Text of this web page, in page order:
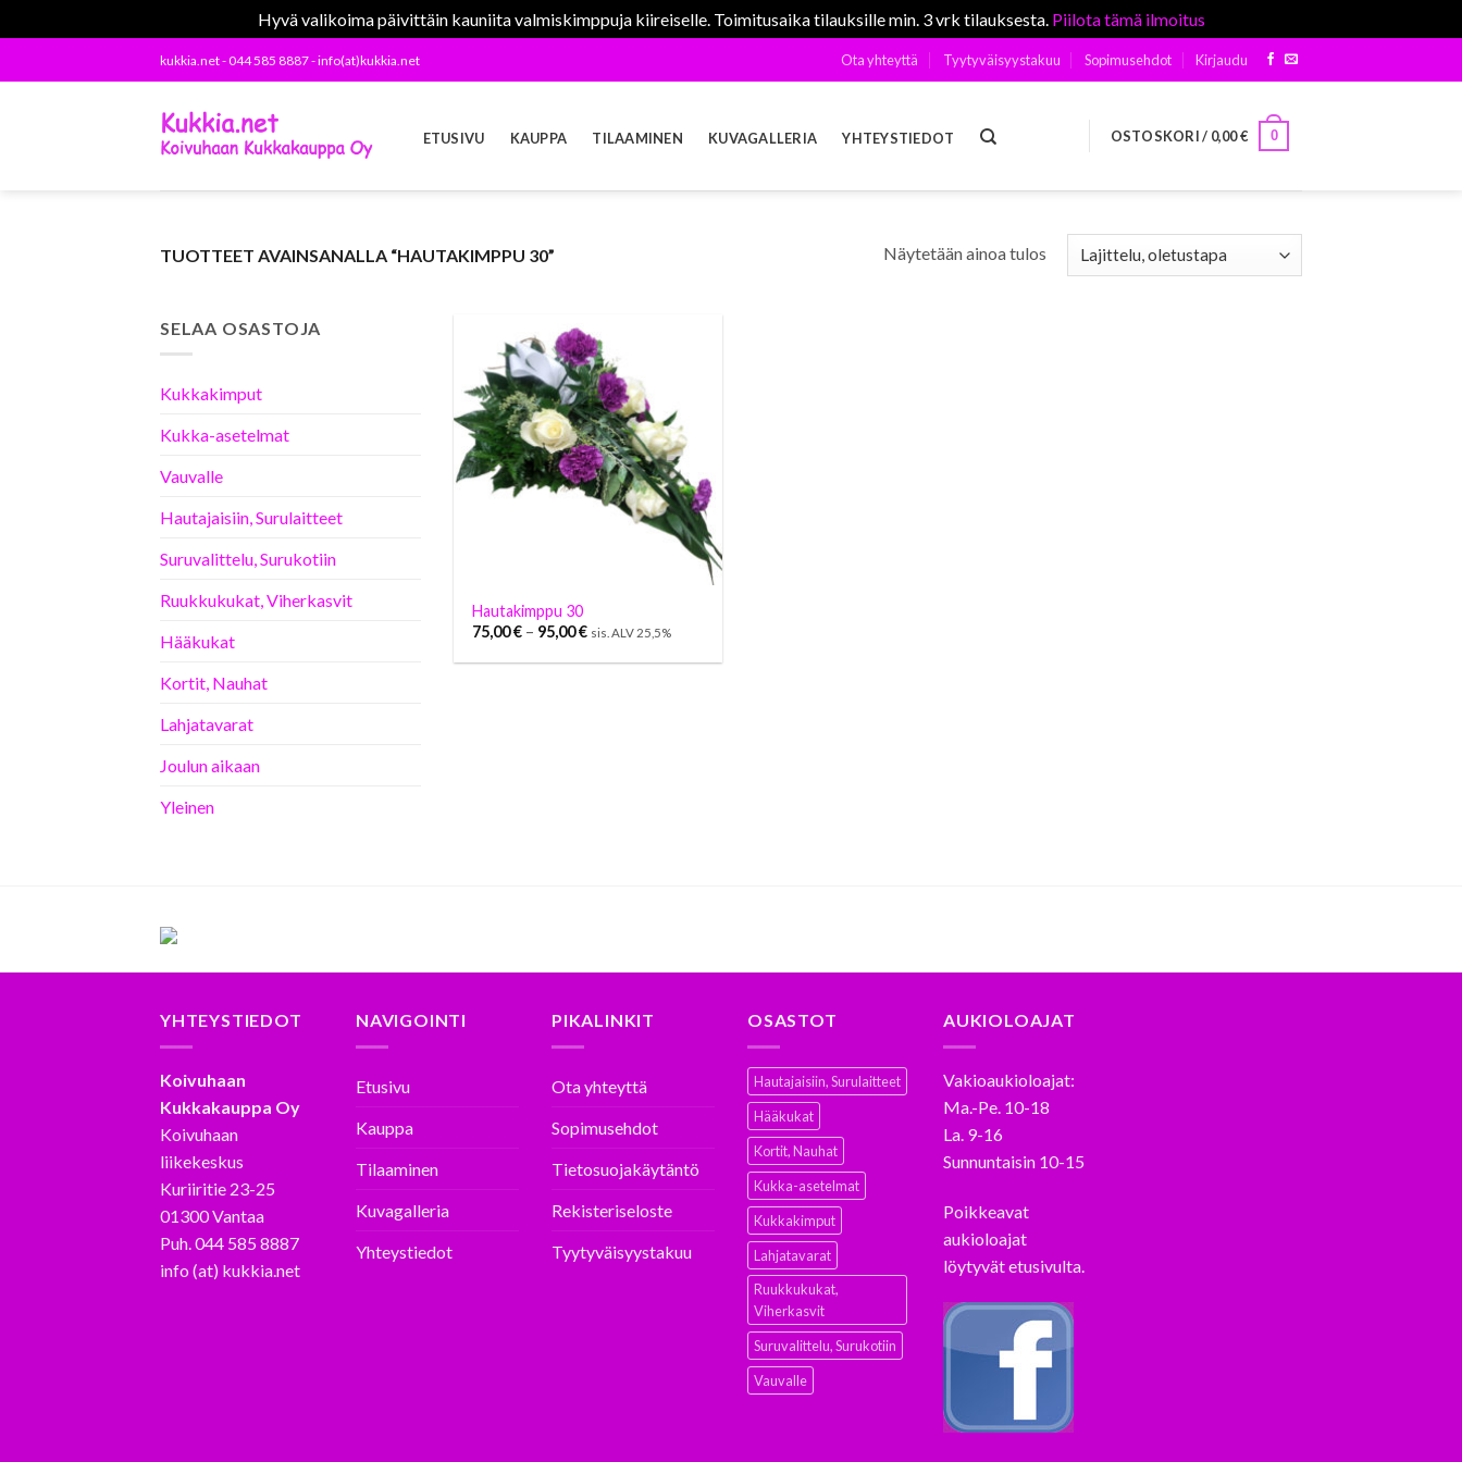
Hyvä valikoima päivittäin kauniita valmiskimppuja kiireiselle. Toimitusaika tilauksille min. 3 vrk tilauksesta. Piilota tämä ilmoitus
to
kukkia.net - 044 585 8887 - info(at)kukkia.net Ota yhteyttä Tyytyväisyystakuu Sopimusehdot Kirjaudu
ETUSIVU KAUPPA TILAAMINEN KUVAGALLERIA YHTEYSTIEDOT OSTOSKORI / 0,00€ 0
TUOTTEET AVAINSANALLA “HAUTAKIMPPU 30” Näytetään ainoa tulos
SELAA OSASTOJA
Kukkakimput
Kukka-asetelmat
Vauvalle
Hautajaisiin, Surulaitteet
Suruvalittelu, Surukotiin
Ruukkukukat, Viherkasvit
Hääkukat
Kortit, Nauhat
Lahjatavarat
Joulun aikaan
Yleinen
Hautakimppu 30
75,00€ – 95,00€ sis. ALV 25,5%
YHTEYSTIEDOT
Koivuhaan
Kukkakauppa Oy
Koivuhaan
liikekeskus
Kuriiritie 23-25
01300 Vantaa
Puh. 044 585 8887
info (at) kukkia.net
NAVIGOINTI
Etusivu
Kauppa
Tilaaminen
Kuvagalleria
Yhteystiedot
PIKALINKIT
Ota yhteyttä
Sopimusehdot
Tietosuojakäytäntö
Rekisteriseloste
Tyytyväisyystakuu
OSASTOT
Hautajaisiin, Surulaitteet
Hääkukat
Kortit, Nauhat
Kukka-asetelmat
Kukkakimput
Lahjatavarat
Ruukkukukat,
Viherkasvit
Suruvalittelu, Surukotiin
Vauvalle
AUKIOLOAJAT
Vakioaukioloajat:
Ma.-Pe. 10-18
La. 9-16
Sunnuntaisin 10-15
Poikkeavat
aukioloajat
löytyvät etusivulta.